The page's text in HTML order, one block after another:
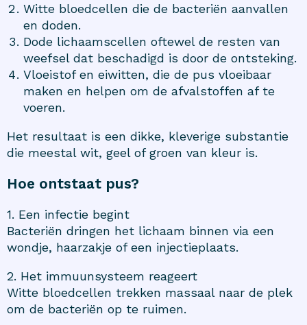
Witte bloedcellen die de bacteriën aanvallen
en doden.
Dode lichaamscellen oftewel de resten van
weefsel dat beschadigd is door de ontsteking.
Vloeistof en eiwitten, die de pus vloeibaar
maken en helpen om de afvalstoffen af te
voeren.
Het resultaat is een dikke, kleverige substantie
die meestal wit, geel of groen van kleur is.
Hoe ontstaat pus?
1. Een infectie begint
Bacteriën dringen het lichaam binnen via een
wondje, haarzakje of een injectieplaats.
2. Het immuunsysteem reageert
Witte bloedcellen trekken massaal naar de plek
om de bacteriën op te ruimen.